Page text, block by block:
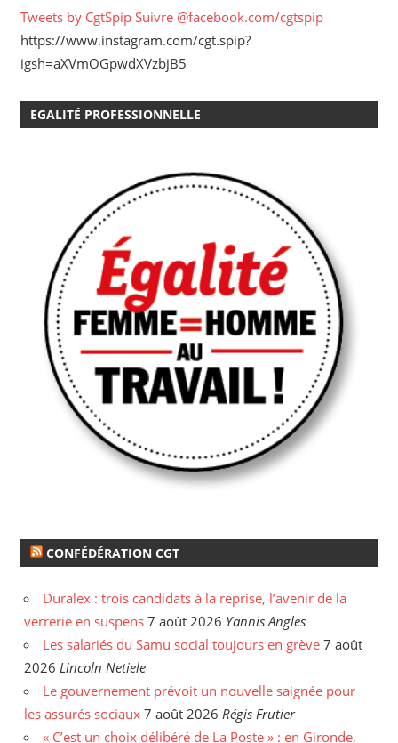
Tweets by CgtSpip Suivre @facebook.com/cgtspip
https://www.instagram.com/cgt.spip?
igsh=aXVmOGpwdXVzbjB5
EGALITÉ PROFESSIONNELLE
CONFÉDÉRATION CGT
Duralex : trois candidats à la reprise, l’avenir de la
verrerie en suspens 7 août 2026 Yannis Angles
Les salariés du Samu social toujours en grève 7 août
2026 Lincoln Netiele
Le gouvernement prévoit un nouvelle saignée pour
les assurés sociaux 7 août 2026 Régis Frutier
« C’est un choix délibéré de La Poste » : en Gironde,